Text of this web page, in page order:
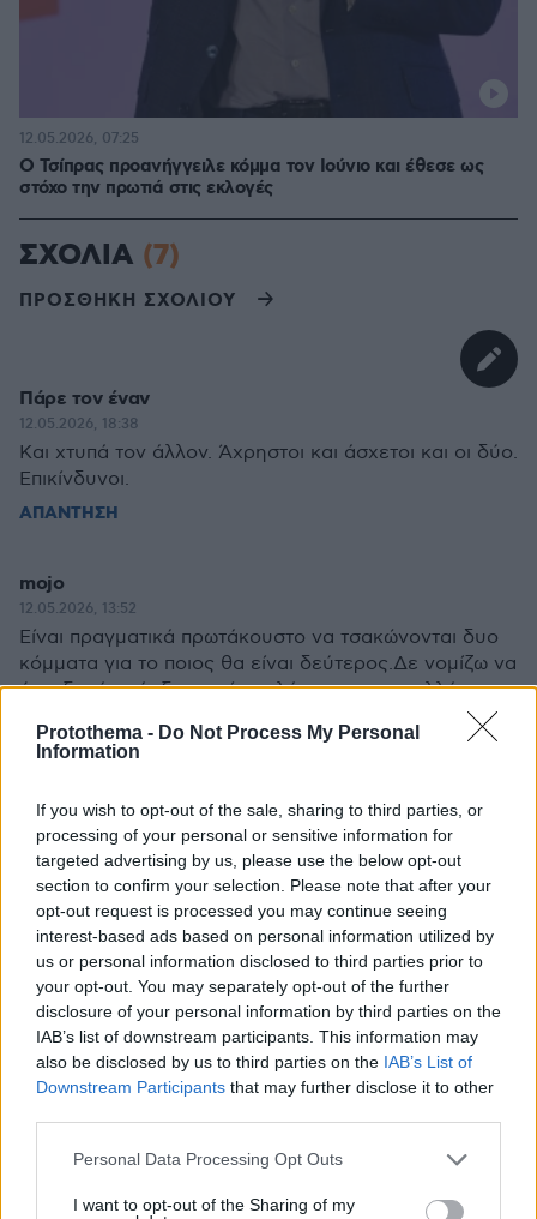
Protothema - Do Not Process My Personal
Information
If you wish to opt-out of the sale, sharing to third parties, or
processing of your personal or sensitive information for
targeted advertising by us, please use the below opt-out
section to confirm your selection. Please note that after your
opt-out request is processed you may continue seeing
interest-based ads based on personal information utilized by
us or personal information disclosed to third parties prior to
your opt-out. You may separately opt-out of the further
disclosure of your personal information by third parties on the
IAB’s list of downstream participants. This information may
also be disclosed by us to third parties on the IAB’s List of
Downstream Participants that may further disclose it to other
Please note that this website/app uses one or more Google
not limited to your visit or usage behaviour. You may click to
Personal Data Processing Opt Outs
I want to opt-out of the Sharing of my
Ο Τσίπρας προανήγγειλε κόμμα τον Ιούνιο και έθεσε ως
στόχο την πρωτιά στις εκλογές
12.05.2026, 07:25
ΣΧΟΛΙΑ (7)
ΠΡΟΣΘΗΚΗ ΣΧΟΛΙΟΥ
Πάρε τον έναν
12.05.2026, 18:38
Και χτυπά τον άλλον. Άχρηστοι και άσχετοι και οι δύο.
Επικίνδυνοι.
ΑΠΑΝΤΗΣΗ
mojo
12.05.2026, 13:52
Είναι πραγματικά πρωτάκουστο να τσακώνονται δυο
κόμματα για το ποιος θα είναι δεύτερος.Δε νομίζω να
έχει ξανά υπάρξει αυτό τουλάχιστον στα πολλά
χρόνια που εγώ έχω στο μυαλό μου.Το σύνηθες είναι
να παλεύουν κάποιοι για την εξουσία και όχι για τη
περιορίζονται!!!
ΑΠΑΝΤΗΣΗ
Εννοείς
12.05.2026, 22:11
Κυβέρνηση ηττημένων με κορμό τον ΣΥΡΙΖΑ.
ΑΠΑΝΤΗΣΗ
Αντώνιος Χωρίς Την Κλεοπάτρα !
12.05.2026, 10:53
Ο Τσίπρας παίζει με το γιο γιο του και οι ταλαίπωροι
ακολουθούν συμπαρασύροντας και αφελείς !!
ΑΠΑΝΤΗΣΗ